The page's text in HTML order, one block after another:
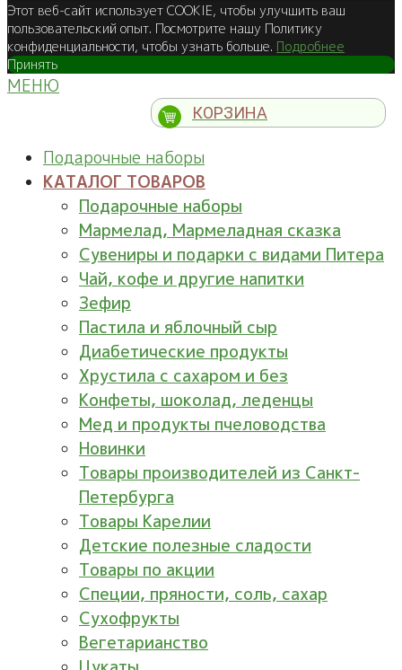
Этот веб-сайт использует COOKIE, чтобы улучшить ваш
пользовательский опыт. Посмотрите нашу Политику
конфиденциальности, чтобы узнать больше. Подробнее
Принять
МЕНЮ
КОРЗИНА
Подарочные наборы
КАТАЛОГ ТОВАРОВ
Подарочные наборы
Мармелад, Мармеладная сказка
Сувениры и подарки с видами Питера
Чай, кофе и другие напитки
Зефир
Пастила и яблочный сыр
Диабетические продукты
Хрустила с сахаром и без
Конфеты, шоколад, леденцы
Мед и продукты пчеловодства
Новинки
Товары производителей из Санкт-
Петербурга
Товары Карелии
Детские полезные сладости
Товары по акции
Специи, пряности, соль, сахар
Сухофрукты
Вегетарианство